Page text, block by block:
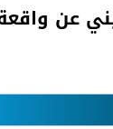
عن